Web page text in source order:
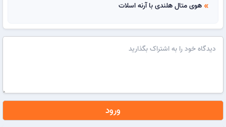
double_arrow هوی متال هلندی با آرنه اسلات
ورود